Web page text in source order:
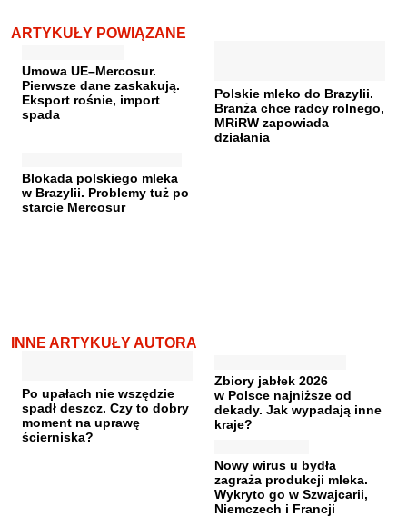
ARTYKUŁY POWIĄZANE
Umowa UE–Mercosur.
Pierwsze dane zaskakują.
Eksport rośnie, import
spada
Polskie mleko do Brazylii.
Branża chce radcy rolnego,
MRiRW zapowiada
działania
Blokada polskiego mleka
w Brazylii. Problemy tuż po
starcie Mercosur
INNE ARTYKUŁY AUTORA
Po upałach nie wszędzie
spadł deszcz. Czy to dobry
moment na uprawę
ścierniska?
Zbiory jabłek 2026
w Polsce najniższe od
dekady. Jak wypadają inne
kraje?
Nowy wirus u bydła
zagraża produkcji mleka.
Wykryto go w Szwajcarii,
Niemczech i Francji